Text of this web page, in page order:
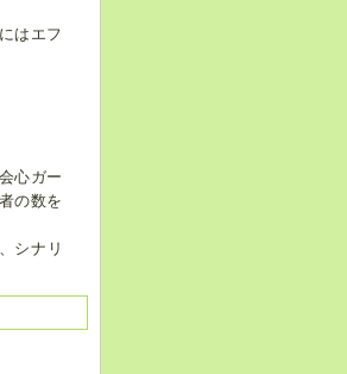
はエフ
心ガー
の数を
シナリ